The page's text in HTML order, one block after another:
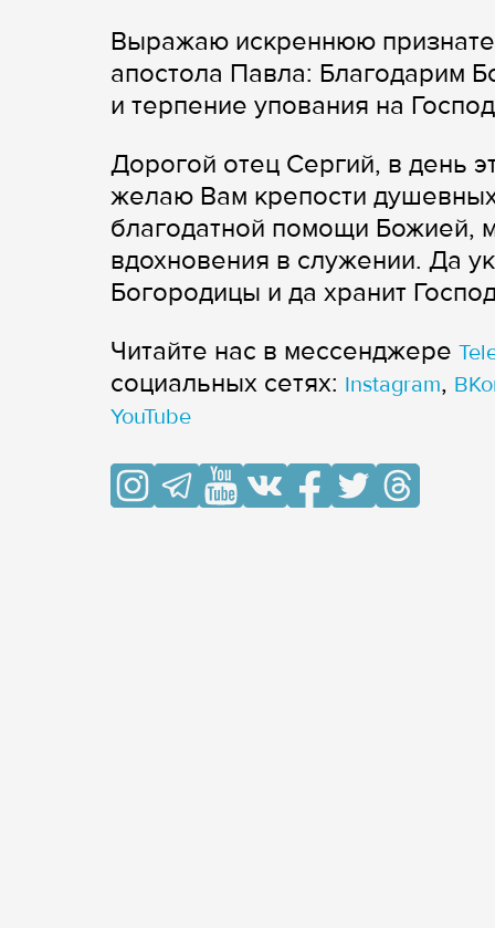
Выражаю искреннюю
апостола Павла: Благодарим
и терпение упования на
Дорогой отец Сергий, в день
желаю Вам крепости
благодатной помощи Божией,
вдохновения в служении. Да
Богородицы и да хранит
Читайте нас в мессенджере
cоциальных сетях: Instagram,
YouTube